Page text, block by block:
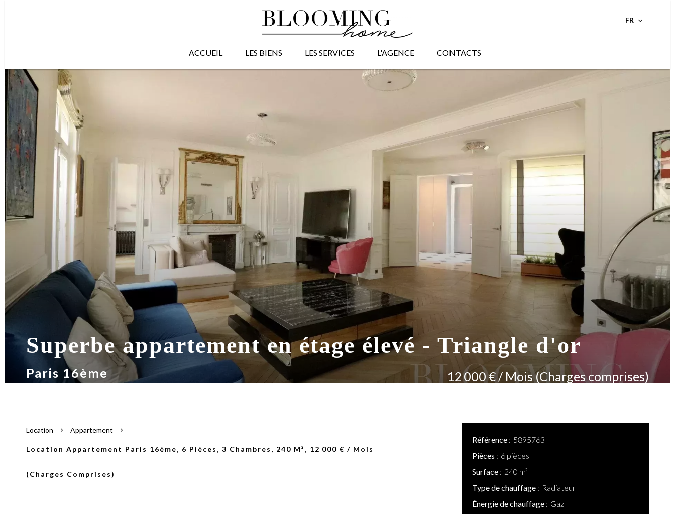
FR
ACCUEIL LES BIENS LES SERVICES L'AGENCE CONTACTS
Superbe appartement en étage élevé - Triangle d'or
Paris 16ème 12 000 € / Mois (Charges comprises)
Location Appartement
Location Appartement Paris 16ème, 6 Pièces, 3 Chambres, 240 M², 12 000 € / Mois
(Charges Comprises)
Référence
5895763
Pièces
6 pièces
Surface
240 m²
Type de chauffage
Radiateur
Énergie de chauffage
Gaz